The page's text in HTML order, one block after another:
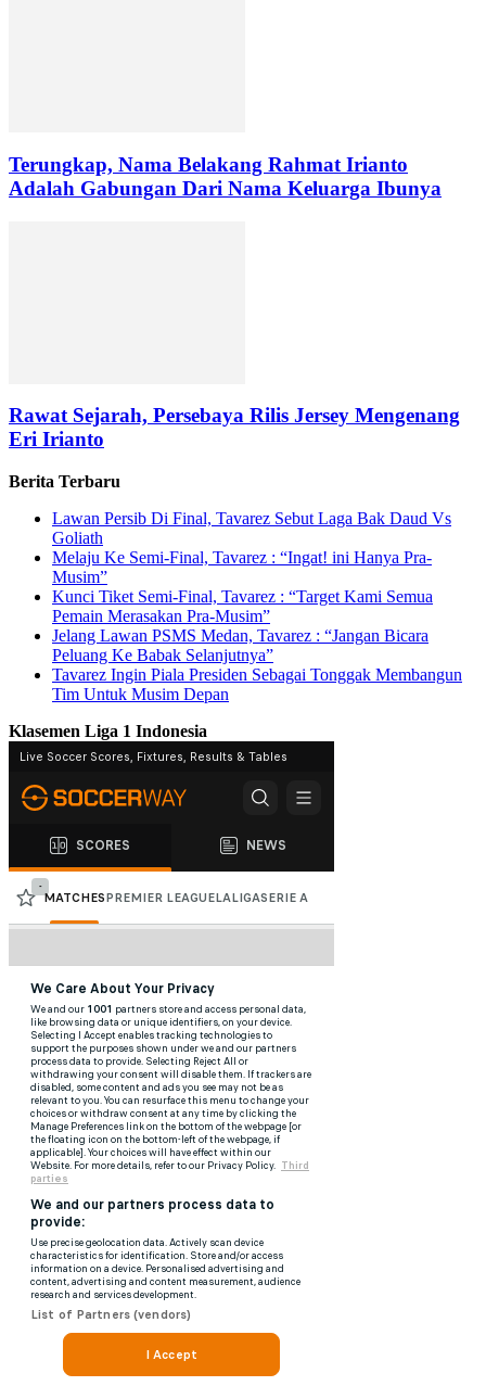
Terungkap, Nama Belakang Rahmat Irianto
Adalah Gabungan Dari Nama Keluarga Ibunya
Rawat Sejarah, Persebaya Rilis Jersey Mengenang
Eri Irianto
Berita Terbaru
Lawan Persib Di Final, Tavarez Sebut Laga Bak Daud Vs
Goliath
Melaju Ke Semi-Final, Tavarez : “Ingat! ini Hanya Pra-
Musim”
Kunci Tiket Semi-Final, Tavarez : “Target Kami Semua
Pemain Merasakan Pra-Musim”
Jelang Lawan PSMS Medan, Tavarez : “Jangan Bicara
Peluang Ke Babak Selanjutnya”
Tavarez Ingin Piala Presiden Sebagai Tonggak Membangun
Tim Untuk Musim Depan
Klasemen Liga 1 Indonesia